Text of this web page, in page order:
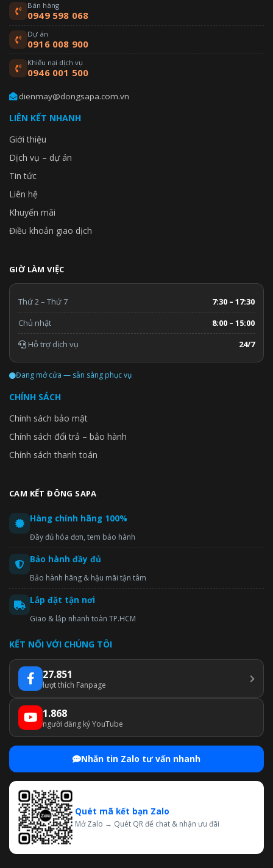
Bán hàng
0949 598 068
Dự án
0916 008 900
Khiếu nại dịch vụ
0946 001 500
dienmay@dongsapa.com.vn
LIÊN KẾT NHANH
Giới thiệu
Dịch vụ – dự án
Tin tức
Liên hệ
Khuyến mãi
Điều khoản giao dịch
GIỜ LÀM VIỆC
Thứ 2 – Thứ 7
7:30 – 17:30
Chủ nhật
8:00 – 15:00
Hỗ trợ dịch vụ
24/7
Đang mở cửa — sẵn sàng phục vụ
CHÍNH SÁCH
Chính sách bảo mật
Chính sách đổi trả – bảo hành
Chính sách thanh toán
CAM KẾT ĐÔNG SAPA
Hàng chính hãng 100%
Đầy đủ hóa đơn, tem bảo hành
Bảo hành đầy đủ
Bảo hành hãng & hậu mãi tận tâm
Lắp đặt tận nơi
Giao & lắp nhanh toàn TP.HCM
KẾT NỐI VỚI CHÚNG TÔI
27.851
lượt thích Fanpage
1.868
người đăng ký YouTube
Nhắn tin Zalo tư vấn nhanh
Quét mã kết bạn Zalo
Mở Zalo → Quét QR để chat & nhận ưu đãi